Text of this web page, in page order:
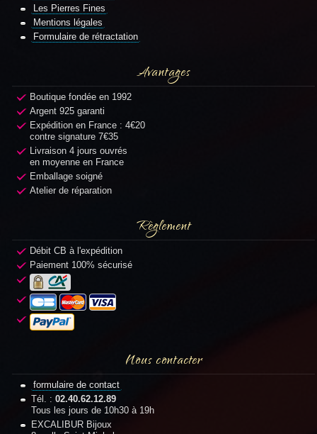
Les Pierres Fines
Mentions légales
Formulaire de rétractation
Avantages
Boutique fondée en 1992
Argent 925 garanti
Expédition en France : 4€20
contre signature 7€35
Livraison 4 jours ouvrés
en moyenne en France
Emballage soigné
Atelier de réparation
Règlement
Débit CB à l'expédition
Paiement 100% sécurisé
Nous contacter
formulaire de contact
Tél. : 02.40.62.12.89
Tous les jours de 10h30 à 19h
EXCALIBUR Bijoux